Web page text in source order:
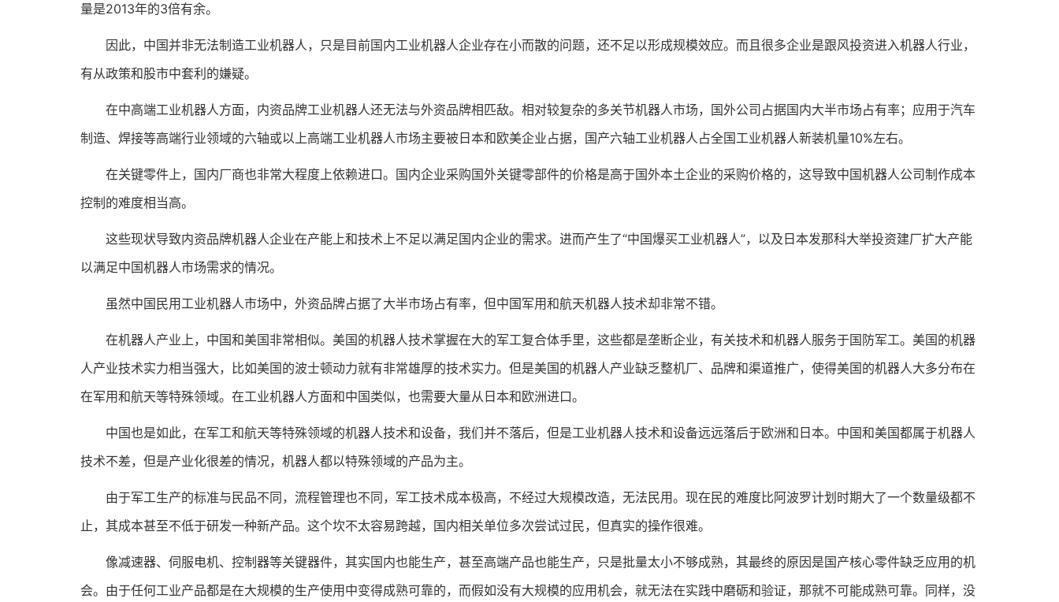
量是2013年的3倍有余。
因此，中国并非无法制造工业机器人，只是目前国内工业机器人企业存在小而散的问题，还不足以形成规模效应。而且很多企业是跟风投资进入机器人行业，
有从政策和股市中套利的嫌疑。
在中高端工业机器人方面，内资品牌工业机器人还无法与外资品牌相匹敌。相对较复杂的多关节机器人市场，国外公司占据国内大半市场占有率；应用于汽车
制造、焊接等高端行业领域的六轴或以上高端工业机器人市场主要被日本和欧美企业占据，国产六轴工业机器人占全国工业机器人新装机量10%左右。
在关键零件上，国内厂商也非常大程度上依赖进口。国内企业采购国外关键零部件的价格是高于国外本土企业的采购价格的，这导致中国机器人公司制作成本
控制的难度相当高。
这些现状导致内资品牌机器人企业在产能上和技术上不足以满足国内企业的需求。进而产生了“中国爆买工业机器人”，以及日本发那科大举投资建厂扩大产能
以满足中国机器人市场需求的情况。
虽然中国民用工业机器人市场中，外资品牌占据了大半市场占有率，但中国军用和航天机器人技术却非常不错。
在机器人产业上，中国和美国非常相似。美国的机器人技术掌握在大的军工复合体手里，这些都是垄断企业，有关技术和机器人服务于国防军工。美国的机器
人产业技术实力相当强大，比如美国的波士顿动力就有非常雄厚的技术实力。但是美国的机器人产业缺乏整机厂、品牌和渠道推广，使得美国的机器人大多分布在
在军用和航天等特殊领域。在工业机器人方面和中国类似，也需要大量从日本和欧洲进口。
中国也是如此，在军工和航天等特殊领域的机器人技术和设备，我们并不落后，但是工业机器人技术和设备远远落后于欧洲和日本。中国和美国都属于机器人
技术不差，但是产业化很差的情况，机器人都以特殊领域的产品为主。
由于军工生产的标准与民品不同，流程管理也不同，军工技术成本极高，不经过大规模改造，无法民用。现在民的难度比阿波罗计划时期大了一个数量级都不
止，其成本甚至不低于研发一种新产品。这个坎不太容易跨越，国内相关单位多次尝试过民，但真实的操作很难。
像减速器、伺服电机、控制器等关键器件，其实国内也能生产，甚至高端产品也能生产，只是批量太小不够成熟，其最终的原因是国产核心零件缺乏应用的机
会。由于任何工业产品都是在大规模的生产使用中变得成熟可靠的，而假如没有大规模的应用机会，就无法在实践中磨砺和验证，那就不可能成熟可靠。同样，没